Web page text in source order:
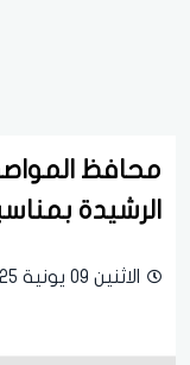
محافظ
الرشيدة
الاثنين 09 يونية 2025 | 12:04 صباحاً